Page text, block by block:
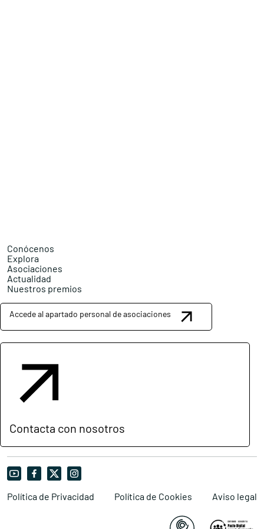
Conócenos
Explora
Asociaciones
Actualidad
Nuestros premios
Accede al apartado personal de asociaciones
Contacta con nosotros
Política de Privacidad Política de Cookies Aviso legal